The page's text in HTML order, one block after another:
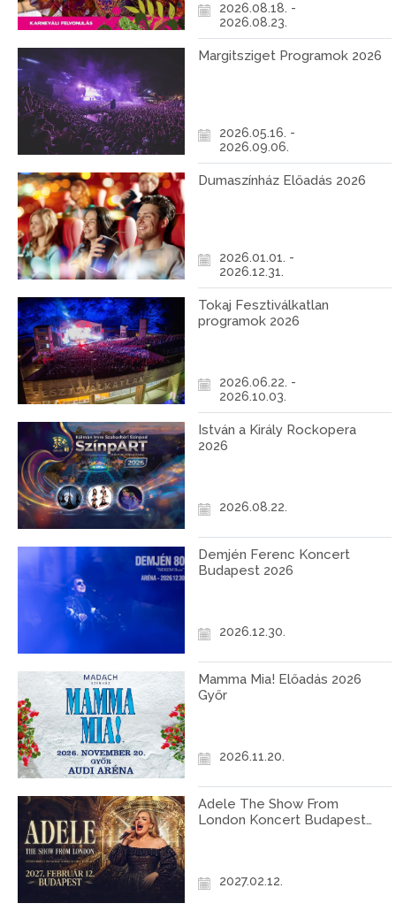
2026.08.18. -
2026.08.23.
Margitsziget Programok 2026
2026.05.16. -
2026.09.06.
Dumaszínház Előadás 2026
2026.01.01. -
2026.12.31.
Tokaj Fesztiválkatlan
programok 2026
2026.06.22. -
2026.10.03.
István a Király Rockopera
2026
2026.08.22.
Demjén Ferenc Koncert
Budapest 2026
2026.12.30.
Mamma Mia! Előadás 2026
Győr
2026.11.20.
Adele The Show From
London Koncert Budapest
2027.02.12.